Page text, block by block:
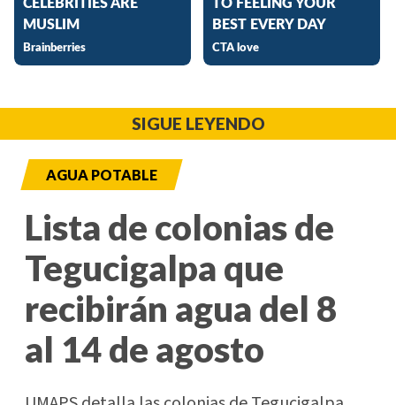
SIGUE LEYENDO
AGUA POTABLE
Lista de colonias de
Tegucigalpa que
recibirán agua del 8
al 14 de agosto